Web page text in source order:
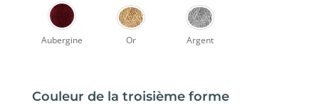
Aubergine Or Argent
Couleur de la troisième forme